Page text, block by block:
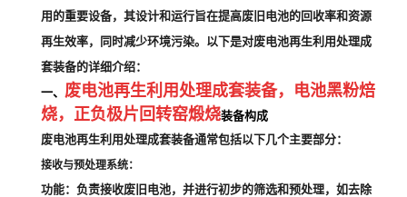
用的重要设备，其设计和运行旨在提高废旧电池的回收率和资源
再生效率，同时减少环境污染。以下是对废电池再生利用处理成
套装备的详细介绍：
一、 废电池再生利用处理成套装备，电池黑粉焙
烧，正负极片回转窑煅烧装备构成
废电池再生利用处理成套装备通常包括以下几个主要部分：
接收与预处理系统：
功能：负责接收废旧电池，并进行初步的筛选和预处理，如去除